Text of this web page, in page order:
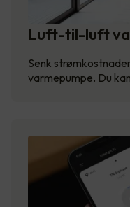
Luft-til-luft
Senk
varmepumpe. Du